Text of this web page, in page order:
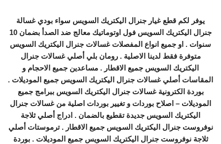
يوفر لكم قطع غيار جنرال اليكتريك السويس سواء بودي غسالة
جنرال اليكتريك السويس فول اوتوماتيك معالج ضد الصدأ بضمان 10
سنوات . او جميع انواع المفصلات غسالات جنرال اليكتريك السويس
متوفرة فقط لدينا الاصلية . رومان بلي أصلي غسالات جنرال
اليكتريك السويس جميع الاقطار . مساعدين جميع الاحجام و
المقاسات أصلي غسالات جنرال اليكتريك السويس جميع الموديلات .
بوردة الكترونية غسالات جنرال اليكتريك السويس ببرامج جميع
الموديلات – اصلاح بوردات و تغيير بوردات اصلية من غسالات جنرال
اليكتريك السويس جديدة تقطيع بالضمان . ادراج أصلي ثلاجة
نوفروست جنرال اليكتريك السويس جميع الاقطار . ترموستات أصلي
ثلاجة نوفروست جنرال اليكتريك السويس جميع الموديلات . بوردة